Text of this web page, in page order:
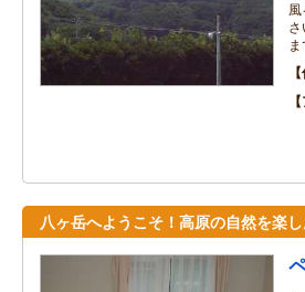
八ヶ岳へようこそ！高原の自然を楽